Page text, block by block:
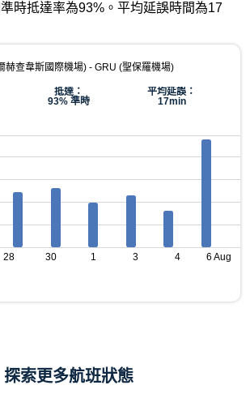
時抵達率為93%。平均延誤時間為17
赫查韋斯國際機場) - GRU (聖保羅機場)
抵達：
93% 準時
平均延誤：
17min
28 30 1 3 4 6 Aug
探索更多航班狀態